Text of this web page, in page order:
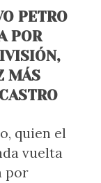
PETRO
POR
MÁS
quien el
vuelta
por